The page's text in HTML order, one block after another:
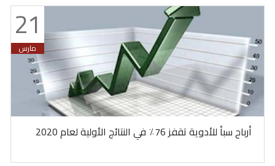
21
مارس
أرباح سبأ للأدوية تقفز 76٪ في النتائج الأولية لعام 2020